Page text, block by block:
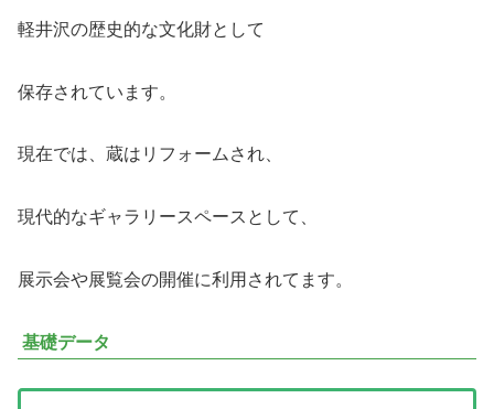
軽井沢の歴史的な文化財として
保存されています。
現在では、蔵はリフォームされ、
現代的なギャラリースペースとして、
展示会や展覧会の開催に利用されてます。
基礎データ